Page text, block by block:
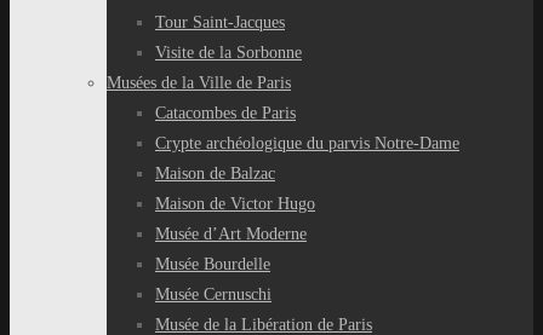
Tour Saint-Jacques
Visite de la Sorbonne
Musées de la Ville de Paris
Catacombes de Paris
Crypte archéologique du parvis Notre-Dame
Maison de Balzac
Maison de Victor Hugo
Musée d’Art Moderne
Musée Bourdelle
Musée Cernuschi
Musée de la Libération de Paris